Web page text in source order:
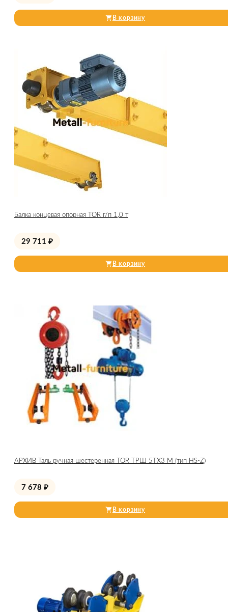
В корзину
Балка концевая опорная TOR г/п 1,0 т
29 711 ₽
В корзину
АРХИВ Таль ручная шестеренная TOR ТРШ 5ТХ3 М (тип HS-Z)
7 678 ₽
В корзину